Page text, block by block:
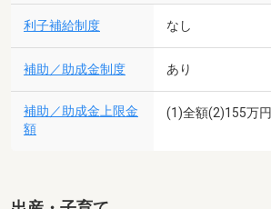
利子補給制度 なし
補助／助成金制度 あり
補助／助成金上限金
額
(1)全額(2)155万円